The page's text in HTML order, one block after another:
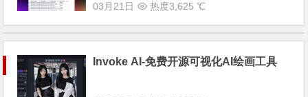
03月21日 热度3,625 ℃
Invoke AI-免费开源可视化AI绘画工具